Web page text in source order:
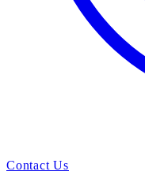
Contact Us